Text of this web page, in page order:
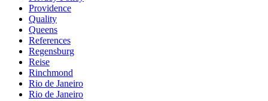
Providence
Quality
Queens
References
Regensburg
Reise
Rinchmond
Rio de Janeiro
Rio de Janeiro